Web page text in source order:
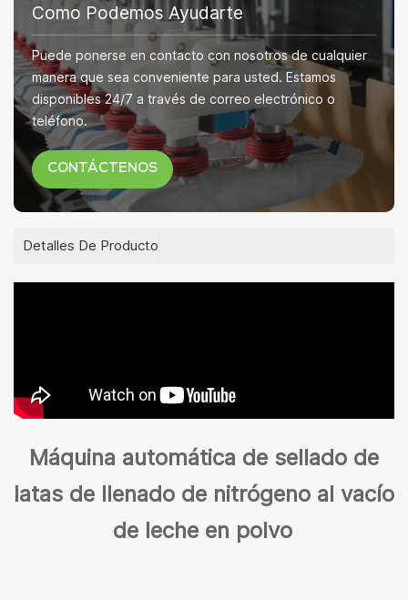
Como Podemos Ayudarte
Puede ponerse en contacto con nosotros de cualquier
manera que sea conveniente para usted. Estamos
disponibles 24/7 a través de correo electrónico o
teléfono.
CONTÁCTENOS
Detalles De Producto
Máquina automática de sellado de
latas de llenado de nitrógeno al vacío
de leche en polvo